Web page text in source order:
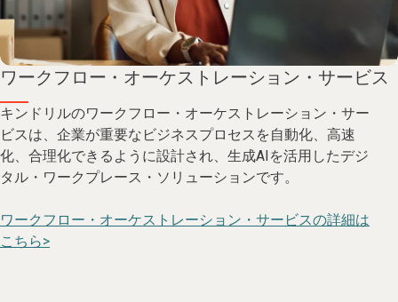
ワークフロー・オーケストレーション・サービス
キンドリルのワークフロー・オーケストレーション・サー
ビスは、企業が重要なビジネスプロセスを自動化、高速
化、合理化できるように設計され、生成AIを活用したデジ
タル・ワークプレース・ソリューションです。
ワークフロー・オーケストレーション・サービスの詳細は
こちら>